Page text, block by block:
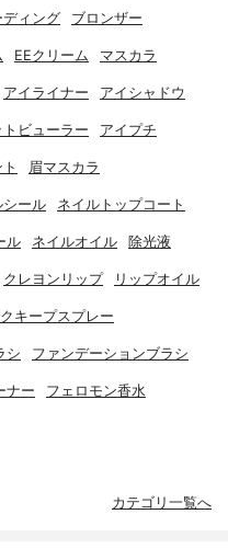
ディング ブロンザー
EEクリーム マスカラ
アイライナー アイシャドウ
トビューラー アイプチ
眉マスカラ
シール ネイルトップコート
ル ネイルオイル 除光液
クレヨンリップ リップオイル
キープスプレー
シ ファンデーションブラシ
ナー フェロモン香水
カテゴリ一覧へ